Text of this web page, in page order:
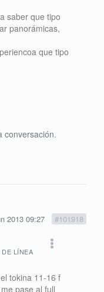
saber que tipo
panorámicas,
que tipo
conversación.
2013 09:27 #101918
DE LÍNEA
tokina 11-16 f
pase al full